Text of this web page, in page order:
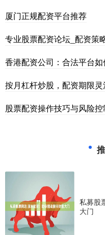
厦门正规配资平台推荐
专业股票配资论坛_配资策
香港配资公司：合法平台如
按月杠杆炒股，配资期限
股票配资操作技巧与风险
私募股
大门